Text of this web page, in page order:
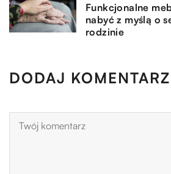
Funkcjonalne
nabyć z myślą o
rodzinie
DODAJ KOMENTARZ